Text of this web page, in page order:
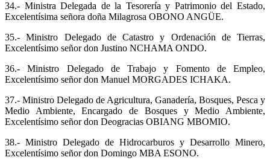
34.- Ministra Delegada de la Tesorería y Patrimonio del Estado,
Excelentísima señora doña Milagrosa OBONO ANGÜE.
35.- Ministro Delegado de Catastro y Ordenación de Tierras,
Excelentísimo señor don Justino NCHAMA ONDO.
36.- Ministro Delegado de Trabajo y Fomento de Empleo,
Excelentísimo señor don Manuel MORGADES ICHAKA.
37.- Ministro Delegado de Agricultura, Ganadería, Bosques, Pesca y
Medio Ambiente, Encargado de Bosques y Medio Ambiente,
Excelentísimo señor don Deogracias OBIANG MBOMIO.
38.- Ministro Delegado de Hidrocarburos y Desarrollo Minero,
Excelentísimo señor don Domingo MBA ESONO.